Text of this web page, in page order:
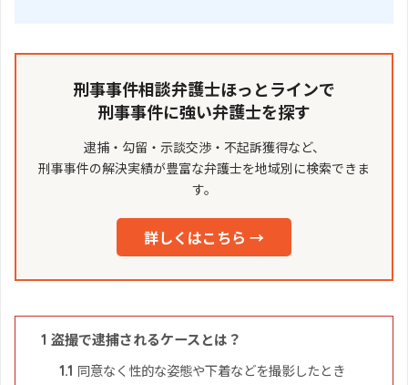
刑事事件相談弁護士ほっとラインで
刑事事件に強い弁護士を探す
逮捕・勾留・示談交渉・不起訴獲得など、
刑事事件の解決実績が豊富な弁護士を地域別に検索できま
す。
詳しくはこちら →
1 盗撮で逮捕されるケースとは？
1.1 同意なく性的な姿態や下着などを撮影したとき